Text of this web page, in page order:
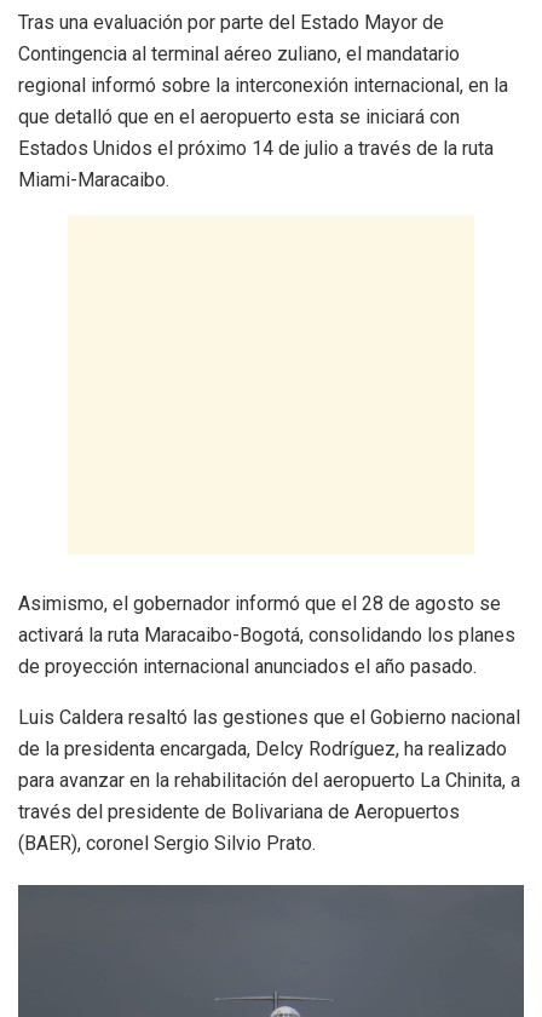
Tras una evaluación por parte del Estado Mayor de
Contingencia al terminal aéreo zuliano, el mandatario
regional informó sobre la interconexión internacional, en la
que detalló que en el aeropuerto esta se iniciará con
Estados Unidos el próximo 14 de julio a través de la ruta
Miami-Maracaibo.
Asimismo, el gobernador informó que el 28 de agosto se
activará la ruta Maracaibo-Bogotá, consolidando los planes
de proyección internacional anunciados el año pasado.
Luis Caldera resaltó las gestiones que el Gobierno nacional
de la presidenta encargada, Delcy Rodríguez, ha realizado
para avanzar en la rehabilitación del aeropuerto La Chinita, a
través del presidente de Bolivariana de Aeropuertos
(BAER), coronel Sergio Silvio Prato.